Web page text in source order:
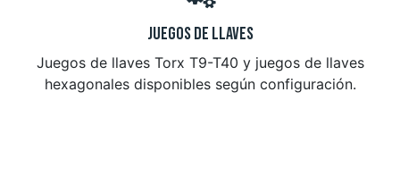
Juegos de llaves
Juegos de llaves Torx T9-T40 y juegos de llaves
hexagonales disponibles según configuración.